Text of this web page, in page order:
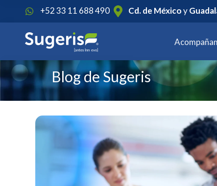
+52 33 11 688 490 Cd. de Méxicoy
Blog de Sugeris